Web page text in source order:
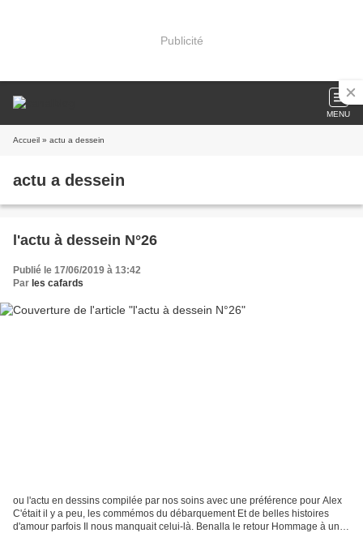
Publicité
MENU
Accueil » actu a dessein
actu a dessein
l'actu à dessein N°26
Publié le 17/06/2019 à 13:42
Par les cafards
ou l'actu en dessins compilée par nos soins avec une préférence pour Alex
C'était il y a peu, les commémos du débarquement Et de belles histoires
d'amour parfois Il nous manquait celui-là. Benalla le retour Hommage à un